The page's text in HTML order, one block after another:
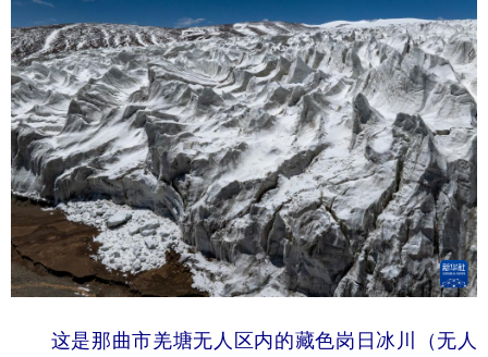
这是那曲市羌塘无人区内的藏色岗日冰川（无人